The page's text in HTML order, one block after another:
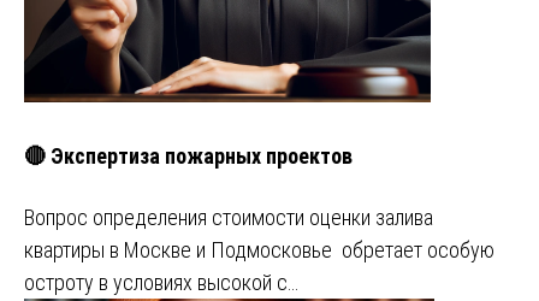
🔴 Экспертиза пожарных проектов
Вопрос определения стоимости оценки залива
квартиры в Москве и Подмосковье обретает особую
остроту в условиях высокой с…